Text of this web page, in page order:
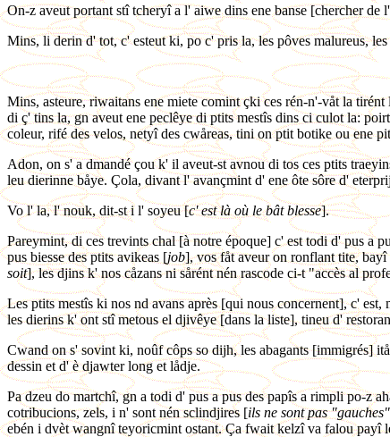
On-z aveut portant stî tcheryî a l' aiwe dins ene banse [chercher de
Mins, li derin d' tot, c' esteut ki, po c' pris la, les pôves malureus,
Mins, asteure, riwaitans ene miete comint çki ces rén-n'-våt la
di ç' tins la, gn aveut ene peclêye di ptits mestîs dins ci culot la:
coleur, rifé des velos, netyî des cwåreas, tini on ptit botike ou ene
Adon, on s' a dmandé çou k' il aveut-st avnou di tos ces ptits
leu dierinne båye. Çola, divant l' avançmint d' ene ôte sôre d'
Vo l' la, l' nouk, dit-st i l' soyeu [c' est là où le bât blesse].
Pareymint, di ces trevints chal [à notre époque] c' est todi d' pus a
pus biesse des ptits avikeas [job], vos fåt aveur on ronflant tite, bayî
soit], les djins k' nos cåzans ni sårént nén rascode ci-t "accès al
Les ptits mestîs ki nos nd avans après [qui nous concernent], c'
les dierins k' ont stî metous el djivêye [dans la liste], tineu d'
Cwand on s' sovint ki, noûf côps so dijh, les abagants [immigrés]
dessin et d' è djawter long et lådje.
Pa dzeu do martchî, gn a todi d' pus a pus des papîs a rimpli po-z
cotribucions, zels, i n' sont nén sclindjires [ils ne sont pas
ebén i dvèt wangnî teyoricmint ostant. Ça fwait kelzî va falou payî